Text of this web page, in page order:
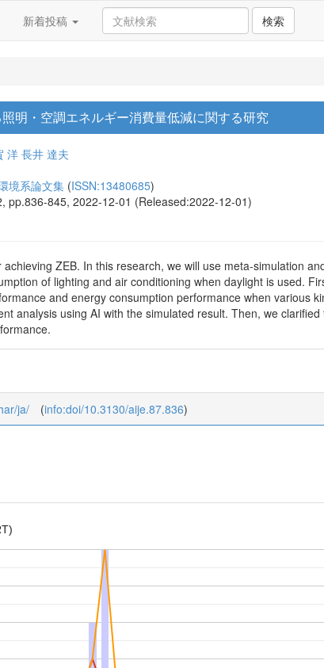
新着投稿 検索
明・空調エネルギー消費量低減に関する研究
洋 長井 達夫
境系論文集 (ISSN:13480685)
pp.836-845, 2022-12-01 (Released:2022-12-01)
ZEB. In this research, we will use meta-simulation
of lighting and air conditioning when daylight is used.
and energy consumption performance when various
analysis using AI with the simulated result. Then, we
ja/ (info:doi/10.3130/aije.87.836)